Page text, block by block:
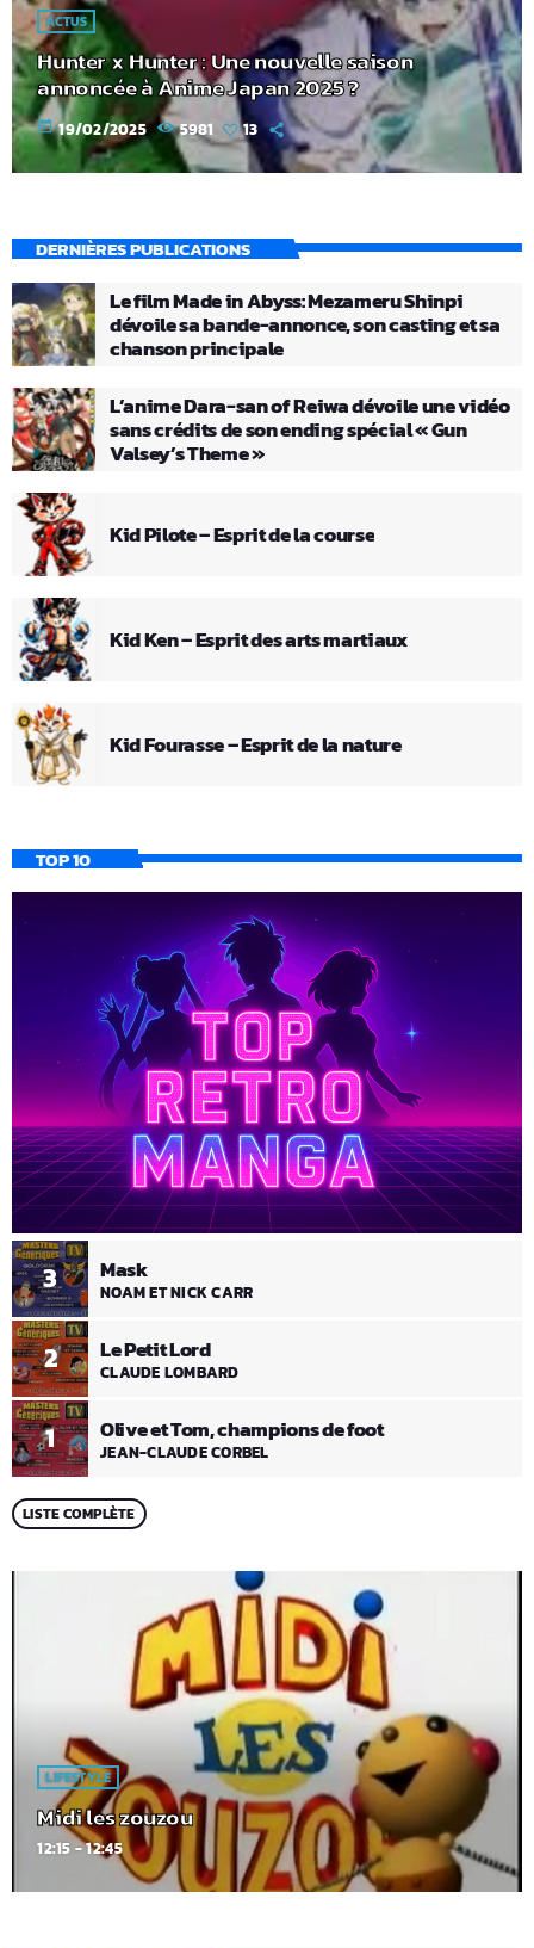
ACTUS
Hunter x Hunter : Une nouvelle saison
annoncée à Anime Japan 2025 ?
today 19/02/2025 5981 13
DERNIÈRES PUBLICATIONS
Le film Made in Abyss: Mezameru Shinpi
dévoile sa bande-annonce, son casting et sa
chanson principale
L’anime Dara-san of Reiwa dévoile une vidéo
sans crédits de son ending spécial « Gun
Valsey’s Theme »
Kid Pilote – Esprit de la course
Kid Ken – Esprit des arts martiaux
Kid Fourasse – Esprit de la nature
TOP 10
1 Olive et Tom, champions de foot
JEAN-CLAUDE CORBEL
2 Le Petit Lord
CLAUDE LOMBARD
3 Mask
NOAM ET NICK CARR
LISTE COMPLÈTE
LIFESTYLE
Midi les zouzou
12:15 - 12:45